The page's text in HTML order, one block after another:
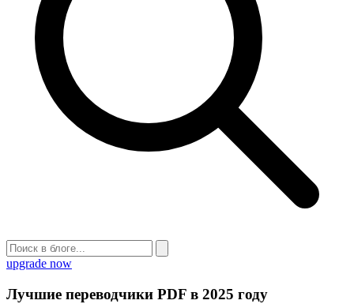
upgrade now
Лучшие переводчики PDF в 2025 году